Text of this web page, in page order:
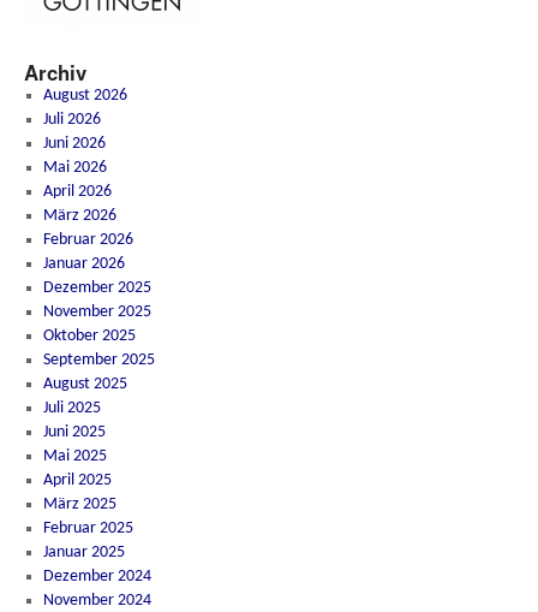
Archiv
August 2026
Juli 2026
Juni 2026
Mai 2026
April 2026
März 2026
Februar 2026
Januar 2026
Dezember 2025
November 2025
Oktober 2025
September 2025
August 2025
Juli 2025
Juni 2025
Mai 2025
April 2025
März 2025
Februar 2025
Januar 2025
Dezember 2024
November 2024